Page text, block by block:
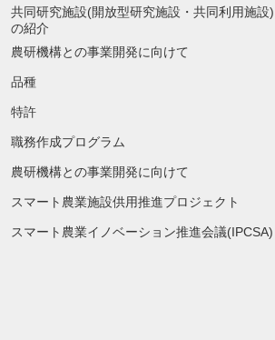
共同研究施設(開放型研究施設・共同利用施設)
の紹介
農研機構との事業開発に向けて
品種
特許
職務作成プログラム
農研機構との事業開発に向けて
スマート農業施設供用推進プロジェクト
スマート農業イノベーション推進会議(IPCSA)